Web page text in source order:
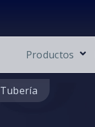
Productos
Tubería